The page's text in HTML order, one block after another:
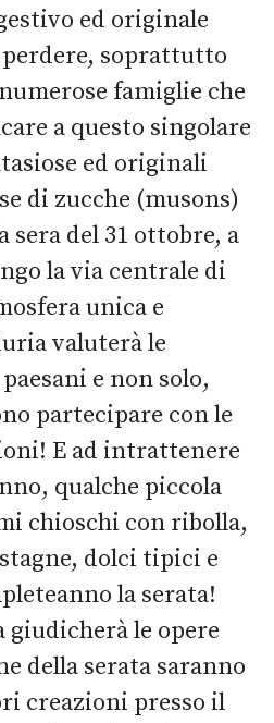
ed originale
soprattutto
famiglie che
a questo singolare
ed originali
di zucche (musons)
sera del 31 ottobre, a
la via centrale di
unica e
valuterà le
e non solo,
partecipare con le
E ad intrattenere
qualche piccola
chioschi con ribolla,
dolci tipici e
la serata!
giudicherà le opere
della serata saranno
creazioni presso il